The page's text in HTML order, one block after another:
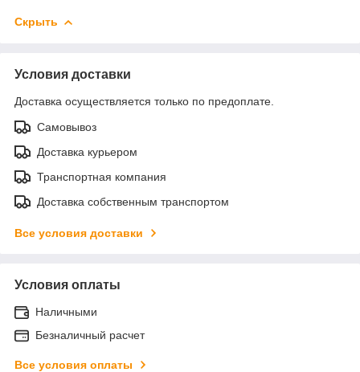
Скрыть
Условия доставки
Доставка осуществляется только по предоплате.
Самовывоз
Доставка курьером
Транспортная компания
Доставка собственным транспортом
Все условия доставки
Условия оплаты
Наличными
Безналичный расчет
Все условия оплаты